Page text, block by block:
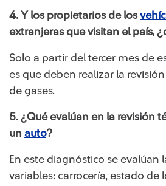
4. Y los propietarios de los
extranjeras que visitan el país,
Solo a partir del tercer mes de
es que deben realizar la
de gases.
5. ¿Qué evalúan en la revisión
un auto?
En este diagnóstico se evalúan
variables: carrocería, estado de